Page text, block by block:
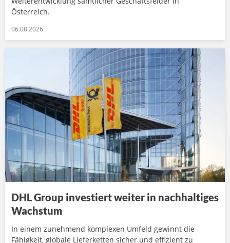
Österreich.
06.08.2026
DHL Group investiert weiter in nachhaltiges
Wachstum
In einem zunehmend komplexen Umfeld gewinnt die
Fähigkeit, globale Lieferketten sicher und effizient zu